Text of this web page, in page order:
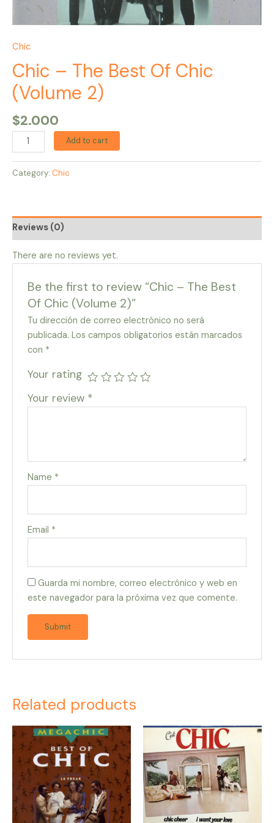
Chic
Chic – The Best Of Chic
(Volume 2)
$2.000
Add to cart
Category: Chic
Reviews (0)
There are no reviews yet.
Be the first to review “Chic – The Best
Of Chic (Volume 2)”
Tu dirección de correo electrónico no será
publicada. Los campos obligatorios están marcados
con *
Your rating
Your review *
Name *
Email *
Guarda mi nombre, correo electrónico y web en
este navegador para la próxima vez que comente.
Related products